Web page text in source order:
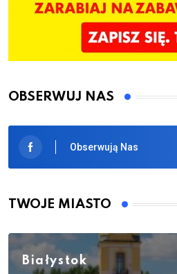
OBSERWUJ NAS
Obserwują Nas
TWOJE MIASTO
Białystok